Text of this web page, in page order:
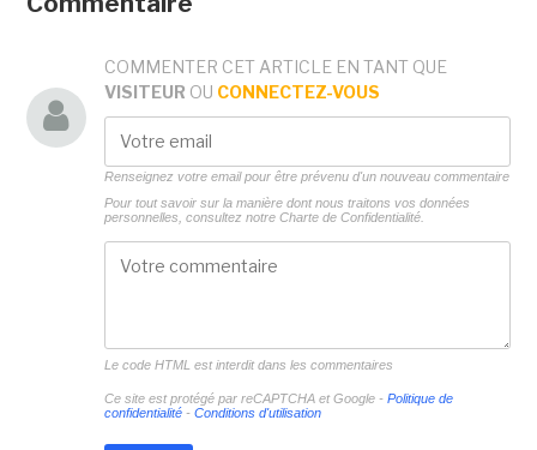
COMMENTER CET ARTICLE EN TANT QUE
VISITEUR OU CONNECTEZ-VOUS
Renseignez votre email pour être prévenu d'un nouveau commentaire
Pour tout savoir sur la manière dont nous traitons vos données
personnelles, consultez notre Charte de Confidentialité.
Le code HTML est interdit dans les commentaires
Ce site est protégé par reCAPTCHA et Google - Politique de
confidentialité- Conditions d'utilisation